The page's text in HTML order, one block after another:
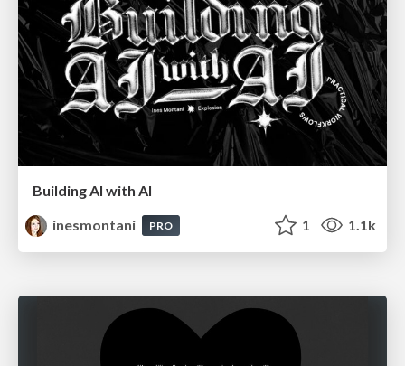
Building AI with AI
inesmontani
PRO 1 1.1k